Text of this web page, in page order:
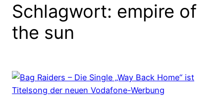
Schlagwort: empire of
the sun